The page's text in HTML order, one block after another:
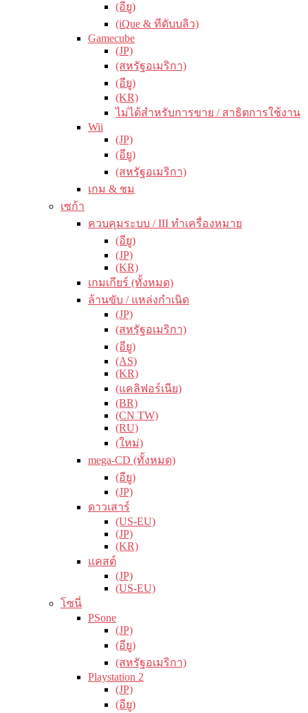
(อียู)
(iQue & ทีดับบลิว)
Gamecube
(JP)
(สหรัฐอเมริกา)
(อียู)
(KR)
ไม่ได้สำหรับการขาย / สาธิตการใช้งาน
Wii
(JP)
(อียู)
(สหรัฐอเมริกา)
เกม & ชม
เซก้า
ควบคุมระบบ / III ทำเครื่องหมาย
(อียู)
(JP)
(KR)
เกมเกียร์ (ทั้งหมด)
ล้านขับ / แหล่งกำเนิด
(JP)
(สหรัฐอเมริกา)
(อียู)
(AS)
(KR)
(แคลิฟอร์เนีย)
(BR)
(CN TW)
(RU)
(ใหม่)
mega-CD (ทั้งหมด)
(อียู)
(JP)
ดาวเสาร์
(US-EU)
(JP)
(KR)
แคสต์
(JP)
(US-EU)
โซนี่
PSone
(JP)
(อียู)
(สหรัฐอเมริกา)
Playstation 2
(JP)
(อียู)